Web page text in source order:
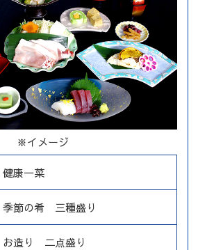
※イメージ
健康一菜
季節の肴 三種盛り
お造り 二点盛り